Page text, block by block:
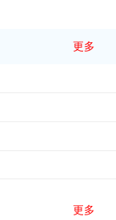
更多
更多